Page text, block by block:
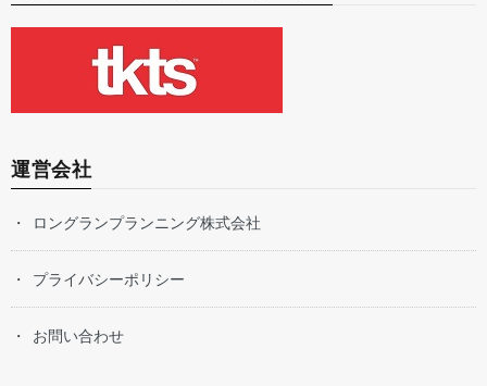
運営会社
ロングランプランニング株式会社
プライバシーポリシー
お問い合わせ